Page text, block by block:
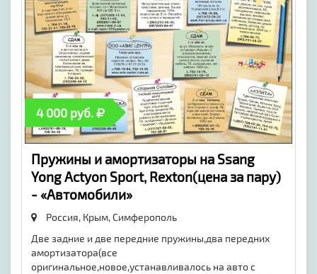
4 000 руб.
Пружины и амортизаторы на Ssang
Yong Actyon Sport, Rexton(цена за пару)
- «Автомобили»
Россия, Крым,Симферополь
Две задние и две передние пружины,два передних
амортизатора(все
оригинальное,новое,устанавливалось на авто с